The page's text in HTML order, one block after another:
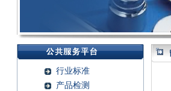
行业标准
产品检测